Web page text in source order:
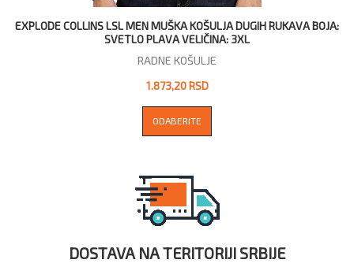
EXPLODE COLLINS LSL MEN MUŠKA KOŠULJA DUGIH RUKAVA BOJA:
SVETLO PLAVA VELIČINA: 3XL
RADNE KOŠULJE
1.873,20 RSD
ODABERITE
DOSTAVA NA TERITORIJI SRBIJE